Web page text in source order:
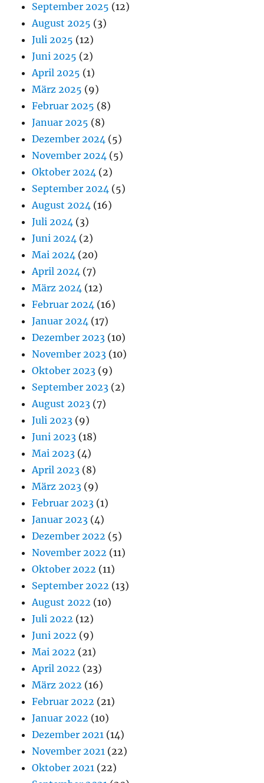
September 2025 (12)
August 2025 (3)
Juli 2025 (12)
Juni 2025 (2)
April 2025 (1)
März 2025 (9)
Februar 2025 (8)
Januar 2025 (8)
Dezember 2024 (5)
November 2024 (5)
Oktober 2024 (2)
September 2024 (5)
August 2024 (16)
Juli 2024 (3)
Juni 2024 (2)
Mai 2024 (20)
April 2024 (7)
März 2024 (12)
Februar 2024 (16)
Januar 2024 (17)
Dezember 2023 (10)
November 2023 (10)
Oktober 2023 (9)
September 2023 (2)
August 2023 (7)
Juli 2023 (9)
Juni 2023 (18)
Mai 2023 (4)
April 2023 (8)
März 2023 (9)
Februar 2023 (1)
Januar 2023 (4)
Dezember 2022 (5)
November 2022 (11)
Oktober 2022 (11)
September 2022 (13)
August 2022 (10)
Juli 2022 (12)
Juni 2022 (9)
Mai 2022 (21)
April 2022 (23)
März 2022 (16)
Februar 2022 (21)
Januar 2022 (10)
Dezember 2021 (14)
November 2021 (22)
Oktober 2021 (22)